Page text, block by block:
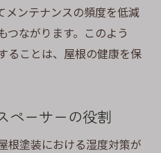
メンテナンスの頻度を低減
つながります。このよう
ることは、屋根の健康を保
ペーサーの役割
根塗装における湿度対策が